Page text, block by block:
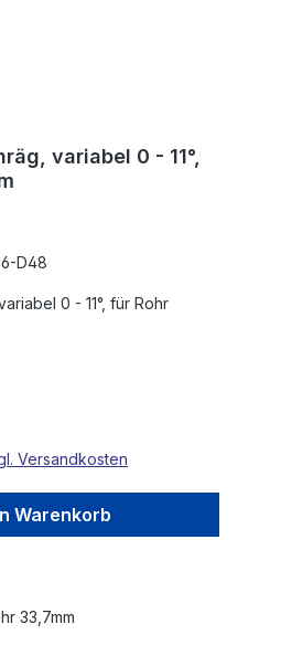
variabel 0 - 11°,
D48
0 - 11°, für Rohr
Versandkosten
Warenkorb